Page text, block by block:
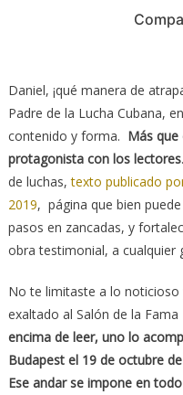
Daniel, ¡qué manera de
Padre de la Lucha Cubana,
contenido y forma. Más que
protagonista con los lectores
de luchas,texto publicado
2019, página que bien
pasos en zancadas, y
obra testimonial, a cualquier
No te limitaste a lo
exaltado al Salón de la
encima de leer, uno lo
Budapest el 19 de octubre
Ese andar se impone en